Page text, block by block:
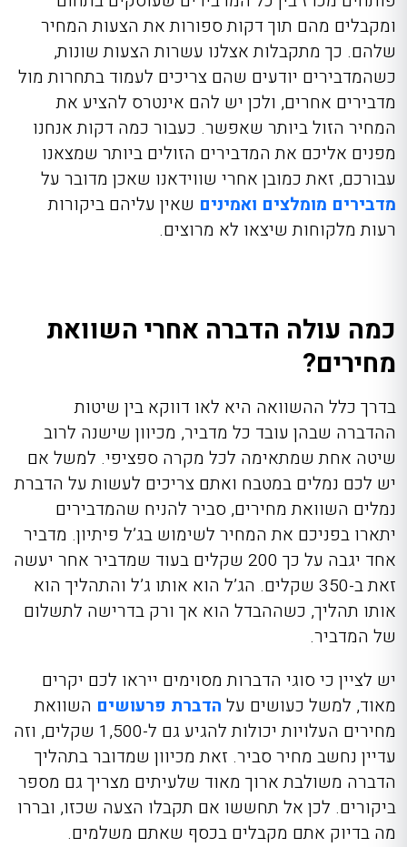
ומקבלים מהם תוך דקות ספורות את הצעות המחיר
שלהם. כך מתקבלות אצלנו עשרות הצעות שונות,
כשהמדבירים יודעים שהם צריכים לעמוד בתחרות מול
מדבירים אחרים, ולכן יש להם אינטרס להציע את
המחיר הזול ביותר שאפשר. כעבור כמה דקות אנחנו
מפנים אליכם את המדבירים הזולים ביותר שמצאנו
עבורכם, זאת כמובן אחרי שווידאנו שאכן מדובר על
מדבירים מומלצים ואמינים שאין עליהם ביקורות
רעות מלקוחות שיצאו לא מרוצים.
כמה עולה הדברה אחרי השוואת
מחירים?
בדרך כלל ההשוואה היא לאו דווקא בין שיטות
ההדברה שבהן עובד כל מדביר, מכיוון שישנה לרוב
שיטה אחת שמתאימה לכל מקרה ספציפי. למשל אם
יש לכם נמלים במטבח ואתם צריכים לעשות על הדברת
נמלים השוואת מחירים, סביר להניח שהמדבירים
יתארו בפניכם את המחיר לשימוש בג’ל פיתיון. מדביר
אחד יגבה על כך 200 שקלים בעוד שמדביר אחר יעשה
זאת ב-350 שקלים. הג’ל הוא אותו ג’ל והתהליך הוא
אותו תהליך, כשההבדל הוא אך ורק בדרישה לתשלום
של המדביר.
יש לציין כי סוגי הדברות מסוימים ייראו לכם יקרים
מאוד, למשל כעושים על הדברת פרעושים השוואת
מחירים העלויות יכולות להגיע גם ל-1,500 שקלים, וזה
עדיין נחשב מחיר סביר. זאת מכיוון שמדובר בתהליך
הדברה משולבת ארוך מאוד שלעיתים מצריך גם מספר
ביקורים. לכן אל תחששו אם תקבלו הצעה שכזו, ובררו
מה בדיוק אתם מקבלים בכסף שאתם משלמים.